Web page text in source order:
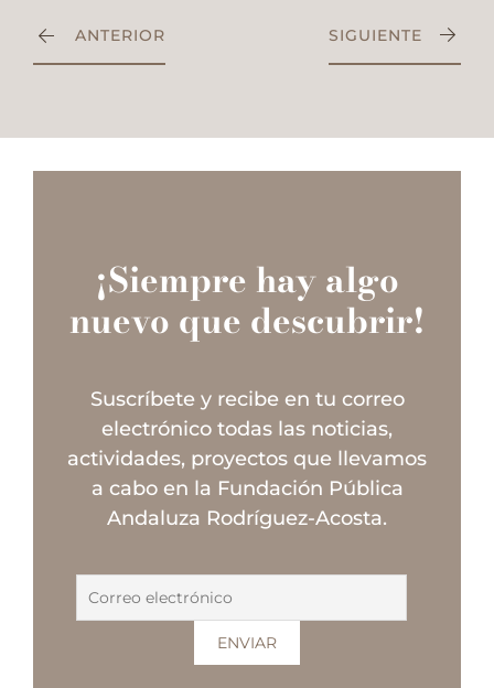
ANTERIOR SIGUIENTE
¡Siempre hay algo
nuevo que descubrir!
Suscríbete y recibe en tu correo
electrónico todas las noticias,
actividades, proyectos que llevamos
a cabo en la Fundación Pública
Andaluza Rodríguez-Acosta.